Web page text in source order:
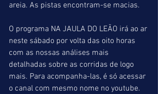
areia. As pistas encontram-se macias.
O programa NA JAULA DO LEÃO irá ao ar
neste sábado por volta das oito horas
com as nossas análises mais
detalhadas sobre as corridas de logo
mais. Para acompanha-las, é só acessar
o canal com mesmo nome no youtube.